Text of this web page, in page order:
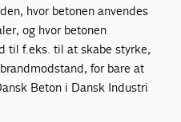
hvor betonen anvendes
og hvor betonen
til f.eks. til at skabe styrke,
for bare at
Beton i Dansk Industri